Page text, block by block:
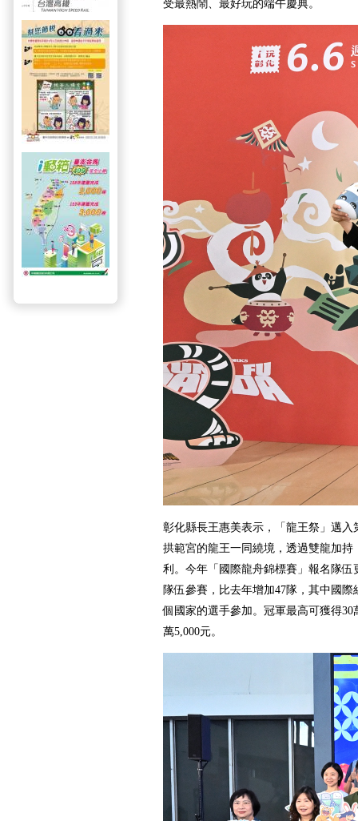
受最熱鬧、最好玩的端午慶典。
彰化縣長王惠美表示，「龍王祭」邁入
拱範宮的龍王一同繞境，透過雙龍加
利。今年「國際龍舟錦標賽」報名隊伍
隊伍參賽，比去年增加47隊，其中國際
個國家的選手參加。冠軍最高可獲得30
萬5,000元。